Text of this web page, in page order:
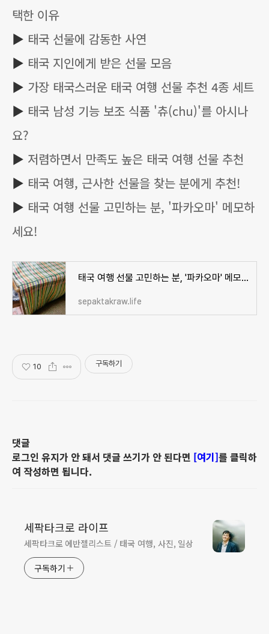
택한 이유
▶ 태국 선물에 감동한 사연
▶ 태국 지인에게 받은 선물 모음
▶ 가장 태국스러운 태국 여행 선물 추천 4종 세트
▶ 태국 남성 기능 보조 식품 '츄(chu)'를 아시나
요?
▶ 저렴하면서 만족도 높은 태국 여행 선물 추천
▶ 태국 여행, 근사한 선물을 찾는 분에게 추천!
▶ 태국 여행 선물 고민하는 분, '파카오마' 메모하
세요!
태국 여행 선물 고민하는 분, '파카오마' 메모하세요!
sepaktakraw.life
10 구독하기
댓글
로그인 유지가 안 돼서 댓글 쓰기가 안 된다면 [여기]를 클릭하
여 작성하면 됩니다.
세팍타크로 라이프
세팍타크로 에반젤리스트 / 태국 여행, 사진, 일상
구독하기